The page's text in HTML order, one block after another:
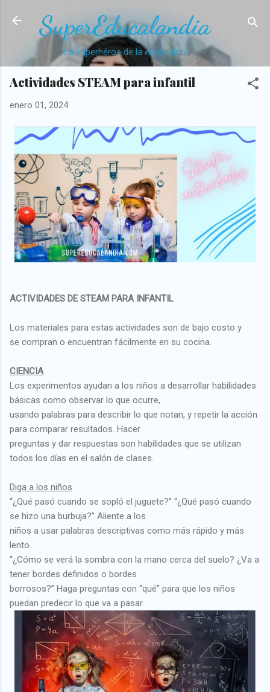
Ir al contenido principal
SuperEducalandia
"La superhéroe de la educación"
Actividades STEAM para infantil
enero 01, 2024
ACTIVIDADES DE STEAM PARA INFANTIL
Los materiales para estas actividades son de bajo costo y
se compran o encuentran fácilmente en su cocina.
CIENCIA
Los experimentos ayudan a los niños a desarrollar habilidades
básicas como observar lo que ocurre,
usando palabras para describir lo que notan, y repetir la acción
para comparar resultados. Hacer
preguntas y dar respuestas son habilidades que se utilizan
todos los días en el salón de clases.
Diga a los niños
“¿Qué pasó cuando se sopló el juguete?” “¿Qué pasó cuando
se hizo una burbuja?” Aliente a los
niños a usar palabras descriptivas como más rápido y más
lento.
“¿Cómo se verá la sombra con la mano cerca del suelo? ¿Va a
tener bordes definidos o bordes
borrosos?” Haga preguntas con “qué” para que los niños
puedan predecir lo que va a pasar.